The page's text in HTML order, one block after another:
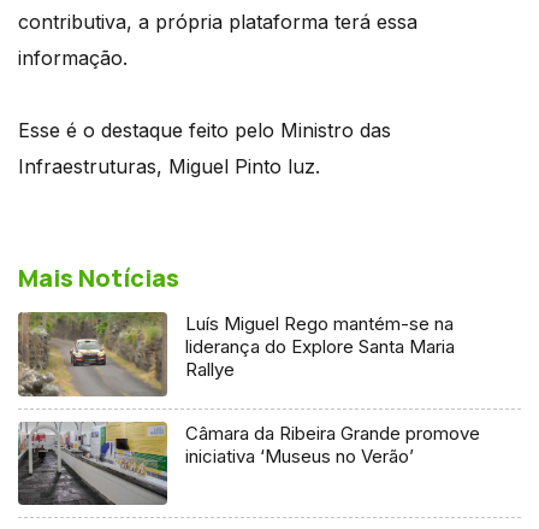
contributiva, a própria plataforma terá essa
informação.
Esse é o destaque feito pelo Ministro das
Infraestruturas, Miguel Pinto luz.
Mais Notícias
Luís Miguel Rego mantém-se na
liderança do Explore Santa Maria
Rallye
Câmara da Ribeira Grande promove
iniciativa ‘Museus no Verão’